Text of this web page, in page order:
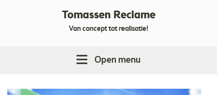
Tomassen Reclame
Van concept tot realisatie!
Open menu